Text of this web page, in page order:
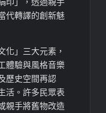
代轉譯的創新魅
化」三大元素，
體驗與風格音樂
歷史空間再認
活。許多民眾表
親手將舊物改造